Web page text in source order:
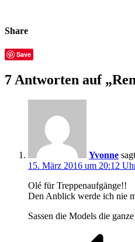
Share
Save
7 Antworten auf
Yvonne
15. März 2016 um 20:12
Olé für Treppenaufgänge!!
Den Anblick werde ich nie
Sassen die Models die